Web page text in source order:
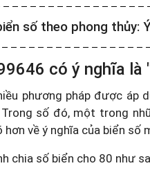
số theo phong thủy:
có ý nghĩa là
phương pháp được áp
Trong số đó, một trong
hơn về ý nghĩa của biển số
chia số biển cho 80 như